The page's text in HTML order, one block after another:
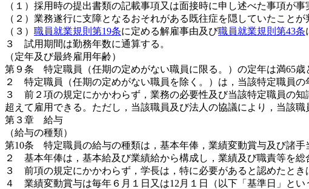
（１）採用時の提出書類の記載事項又は面接時に申し述べた事項が
（２）業務遂行に支障となるおそれがある既往症を隠していたことが
（３） 職員就業規則第19条に定める解雇事由及び職員就業規則第43条
３ 試用期間は勤務年数に通算する。
（定年及び最終雇用年齢）
第９条 特定職員（任期の定めがない職員に限る。）の定年は満65歳
２ 特定職員（任期の定めがない職員を除く。）は，当該特定職員の
３ 前２項の規定にかかわらず，業務の必要性及び当該特定職員の
超えて雇用できる。ただし，当該職員及び法人の協議により，当該
第３章 給与
（給与の種類）
第10条 特定職員の給与の種類は，基本年俸，業績変動賞与及び諸手
２ 基本年俸は，基本給及び業績給から構成し，業績及び職責等を総
３ 前項の規定にかかわらず，学長は，特に必要があると認めたと
４ 業績変動賞与は毎年６月１日又は12月１日（以下「基準日」とい